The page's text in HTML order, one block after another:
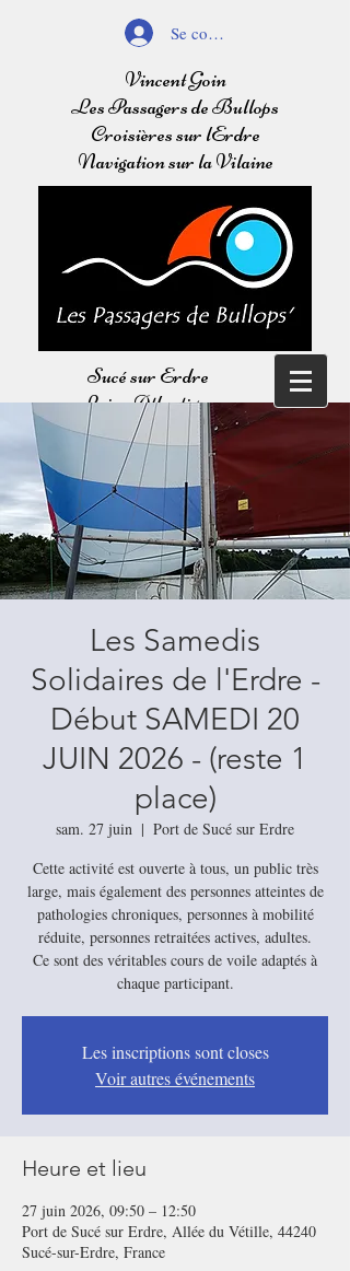
Se connecter
Vincent Goin
Les Passagers de Bullops
Croisières sur lErdre
Navigation sur la Vilaine
Sucé sur Erdre
Loire Atlantique
Balades sur l'Erdre
Navigation sur la Vilaine
Les Samedis
Solidaires de l'Erdre -
Début SAMEDI 20
JUIN 2026 - (reste 1
place)
sam. 27 juin
  |
Port de Sucé sur Erdre
Cette activité est ouverte à tous, un public très
large, mais également des personnes atteintes de
pathologies chroniques, personnes à mobilité
réduite, personnes retraitées actives, adultes.
Ce sont des véritables cours de voile adaptés à
chaque participant.
Les inscriptions sont closes
Voir autres événements
Heure et lieu
27 juin 2026, 09:50 – 12:50
Port de Sucé sur Erdre, Allée du Vétille, 44240
Sucé-sur-Erdre, France